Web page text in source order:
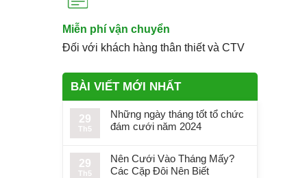
Miễn phí vận chuyển
Đối với khách hàng thân thiết và CTV
BÀI VIẾT MỚI NHẤT
29
Th5
Những ngày tháng tốt tổ chức
đám cưới năm 2024
29
Th5
Nên Cưới Vào Tháng Mấy?
Các Cặp Đôi Nên Biết